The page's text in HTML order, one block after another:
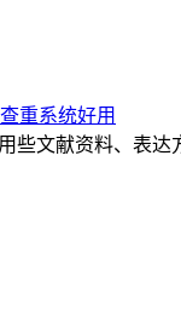
重系统好用
些文献资料、表